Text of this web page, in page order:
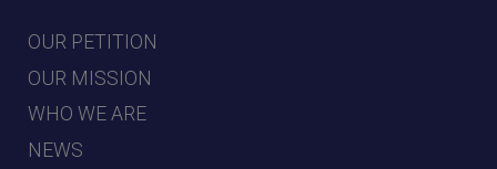
OUR PETITION
OUR MISSION
WHO WE ARE
NEWS